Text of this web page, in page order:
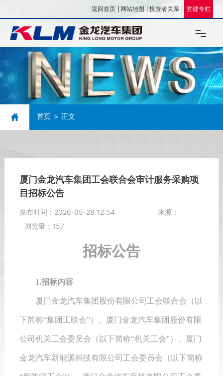
返回首页 网站地图 投资者关系 党建专栏
关于我们
企业文化
投资企业
人力资源
首页 正文
厦门金龙汽车集团工会联合会审计服务采购项
目招标公告
发布时间： 2026-05-28 12:54
来源：
浏览量： 157
招标公告
1.招标内容
厦门金龙汽车集团股份有限公司工会联合会（以
下简称“集团工联会”）、厦门金龙汽车集团股份有限
公司机关工会委员会（以下简称“机关工会”）、厦门
金龙汽车新能源科技有限公司工会委员会（以下简称